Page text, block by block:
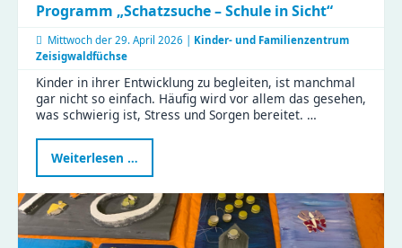
Programm „Schatzsuche – Schule in Sicht“
Mittwoch der 29. April 2026 | Kinder- und Familienzentrum
Zeisigwaldfüchse
Kinder in ihrer Entwicklung zu begleiten, ist manchmal
gar nicht so einfach. Häufig wird vor allem das gesehen,
was schwierig ist, Stress und Sorgen bereitet. …
Weiterlesen …
„Schatzsuche
–
Schule
in
Sicht“